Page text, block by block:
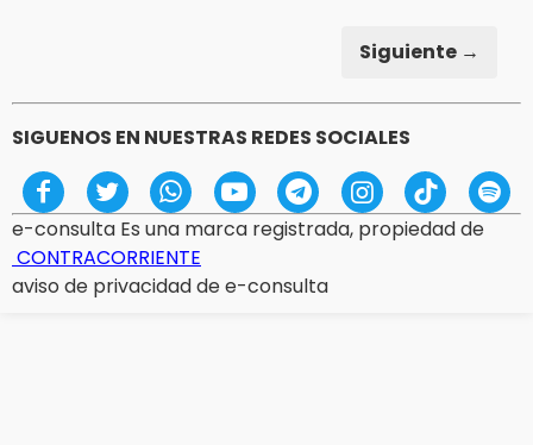
Siguiente →
SIGUENOS EN NUESTRAS REDES SOCIALES
e-consulta Es una marca registrada, propiedad de
CONTRACORRIENTE
aviso de privacidad de e-consulta